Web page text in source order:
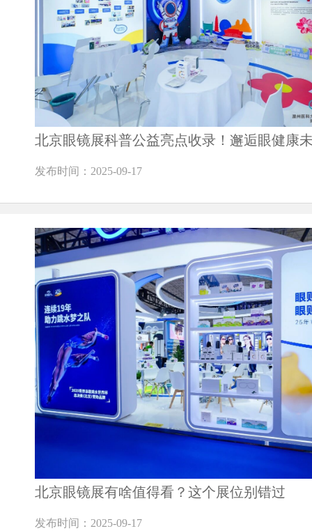
北京眼镜展科普公益亮点收录！邂逅眼健康
发布时间：2025-09-17
北京眼镜展有啥值得看？这个展位别错过
发布时间：2025-09-17